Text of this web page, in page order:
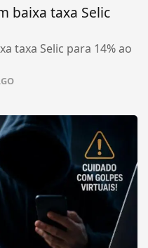
baixa taxa Selic
taxa Selic para 14% ao